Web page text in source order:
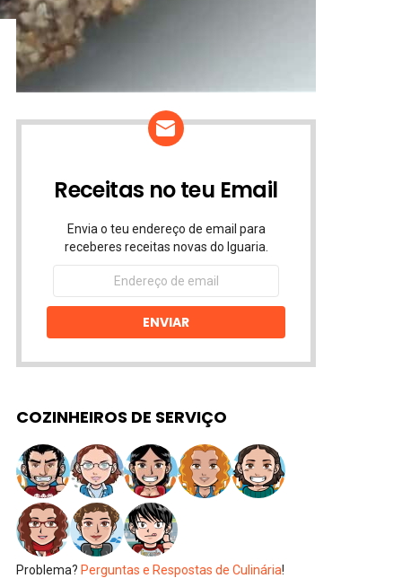
Receitas no teu Email
Envia o teu endereço de email para
receberes receitas novas do Iguaria.
Endereço
email
ENVIAR
COZINHEIROS DE SERVIÇO
Problema? Perguntas e Respostas de Culinária!